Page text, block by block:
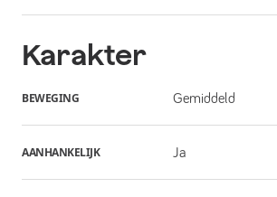
Karakter
BEWEGING Gemiddeld
AANHANKELIJK Ja